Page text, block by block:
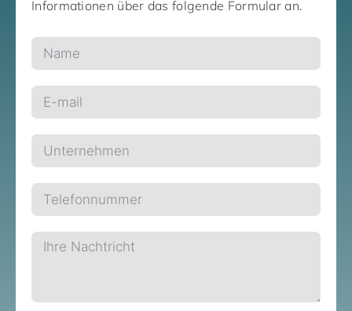
Informationen über das folgende Formular an.